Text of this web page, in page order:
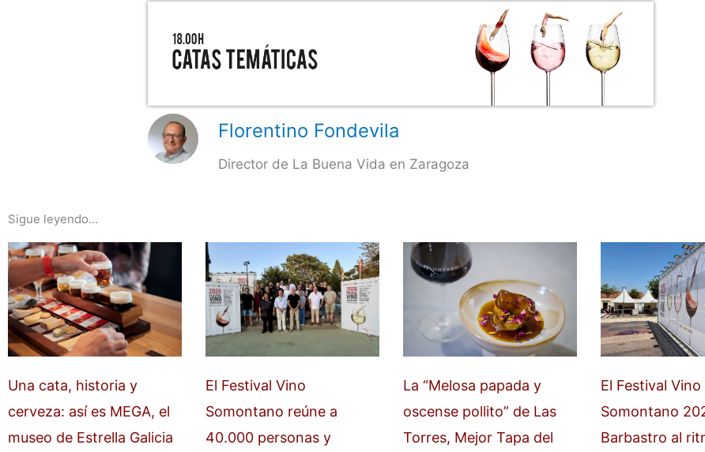
Florentino Fondevila
Director de La Buena Vida en Zaragoza
Sigue leyendo...
Una cata, historia y
cerveza: así es MEGA, el
museo de Estrella Galicia
El Festival Vino
Somontano reúne a
40.000 personas y
La “Melosa papada y
oscense pollito” de Las
Torres, Mejor Tapa del
El Festival Vino
Somontano
Barbastro al